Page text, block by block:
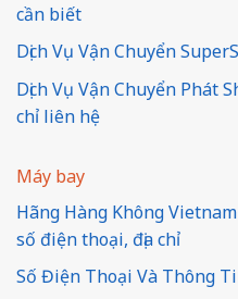
cần biết
Dịch Vụ Vận Chuyển
Dịch Vụ Vận Chuyển Phát
chỉ liên hệ
Máy bay
Hãng Hàng Không
số điện thoại, địa chỉ
Số Điện Thoại Và Thông